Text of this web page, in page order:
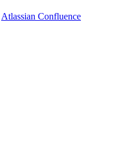
Atlassian Confluence